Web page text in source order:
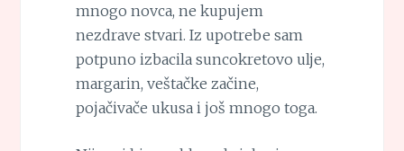
mnogo novca, ne kupujem
nezdrave stvari. Iz upotrebe sam
potpuno izbacila suncokretovo ulje,
margarin, veštačke začine,
pojačivače ukusa i još mnogo toga.